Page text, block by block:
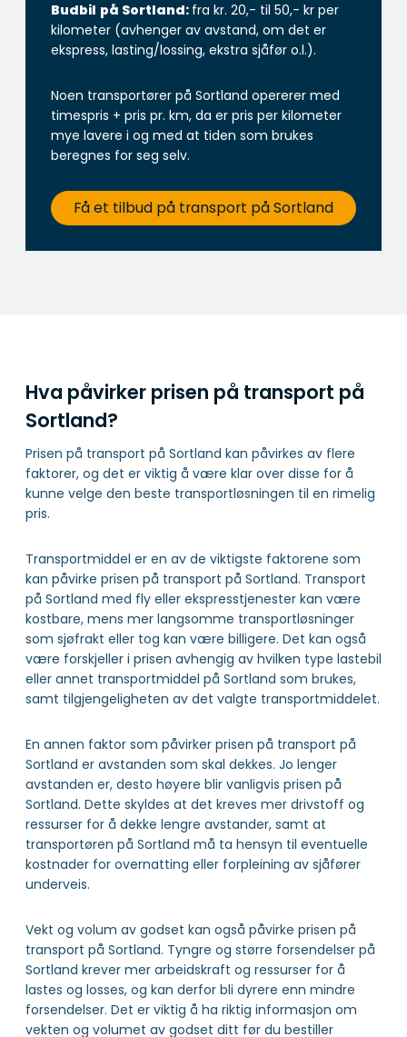
Budbil på Sortland: fra kr. 20,- til 50,- kr per
kilometer (avhenger av avstand, om det er
ekspress, lasting/lossing, ekstra sjåfør o.l.).
Noen transportører på Sortland opererer med
timespris + pris pr. km, da er pris per kilometer
mye lavere i og med at tiden som brukes
beregnes for seg selv.
Få et tilbud på transport på Sortland
Hva påvirker prisen på transport på
Sortland?
Prisen på transport på Sortland kan påvirkes av flere
faktorer, og det er viktig å være klar over disse for å
kunne velge den beste transportløsningen til en rimelig
pris.
Transportmiddel er en av de viktigste faktorene som
kan påvirke prisen på transport på Sortland. Transport
på Sortland med fly eller ekspresstjenester kan være
kostbare, mens mer langsomme transportløsninger
som sjøfrakt eller tog kan være billigere. Det kan også
være forskjeller i prisen avhengig av hvilken type lastebil
eller annet transportmiddel på Sortland som brukes,
samt tilgjengeligheten av det valgte transportmiddelet.
En annen faktor som påvirker prisen på transport på
Sortland er avstanden som skal dekkes. Jo lenger
avstanden er, desto høyere blir vanligvis prisen på
Sortland. Dette skyldes at det kreves mer drivstoff og
ressurser for å dekke lengre avstander, samt at
transportøren på Sortland må ta hensyn til eventuelle
kostnader for overnatting eller forpleining av sjåfører
underveis.
Vekt og volum av godset kan også påvirke prisen på
transport på Sortland. Tyngre og større forsendelser på
Sortland krever mer arbeidskraft og ressurser for å
lastes og losses, og kan derfor bli dyrere enn mindre
forsendelser. Det er viktig å ha riktig informasjon om
vekten og volumet av godset ditt før du bestiller